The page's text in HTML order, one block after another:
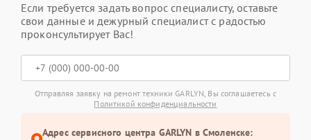
Если требуется задать вопрос специалисту, оставьте
свои данные и дежурный специалист с радостью
проконсультирует Вас!
Отправляя заявку на ремонт техники GARLYN, Вы соглашаетесь с
Политикой конфиденциальности
Адрес сервисного центра GARLYN в Смоленске: